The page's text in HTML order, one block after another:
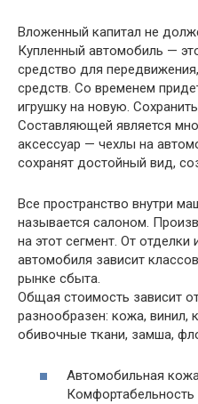
Вложенный капитал не
Купленный автомобиль —
средство для
средств. Со временем
игрушку на новую.
Составляющей является
аксессуар — чехлы на
сохранят достойный вид,
Все пространство внутри
называется салоном.
на этот сегмент. От отделки
автомобиля зависит
рынке сбыта.
Общая стоимость зависит
разнообразен: кожа, винил,
обивочные ткани, замша,
Автомобильная